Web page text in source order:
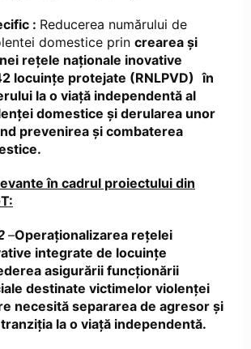
: Reducerea numărului de
domestice prin crearea și
rețele naționale inovative
locuințe protejate (RNLPVD) în
la o viață independentă al
domestice și derularea unor
prevenirea și combaterea
în cadrul proiectului din
–Operaționalizarea rețelei
integrate de locuințe
asigurării funcționării
destinate victimelor violenței
necesită separarea de agresor și
la o viață independentă.